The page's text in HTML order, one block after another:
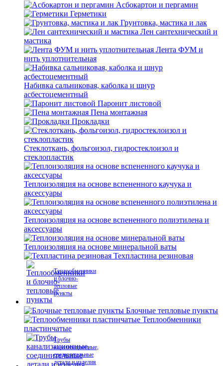
Асбокартон и пергамин
Герметики
Грунтовка, мастика и лак
Лен сантехнический и
мастика
Лента ФУМ и
нить уплотнительная
Набивка сальниковая, каболка и шнур
асбестоцементный
Паронит листовой
Пена монтажная
Прокладки
Стеклоткань, фольгоизол, гидростеклоизол и
стеклопластик
Теплоизоляция на основе вспененного каучука и
аксессуары
Теплоизоляция на основе вспененного полиэтилена и
аксессуары
Теплоизоляция на основе минеральной ваты
Техпластина резиновая
Теплообменники
и блочно-
тепловые
пункты
Блочные тепловые пункты
Теплообменники
пластинчатые
Трубы
канализационные,
соединительные
детали и изделия